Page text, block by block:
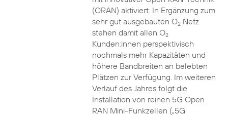
(ORAN) aktiviert. In Ergänzung zum
sehr gut ausgebauten O2Netz
stehen damit allen O2
Kunden:innen perspektivisch
nochmals mehr Kapazitäten und
höhere Bandbreiten an belebten
Plätzen zur Verfügung. Im weiteren
Verlauf des Jahres folgt die
Installation von reinen 5G Open
RAN Mini-Funkzellen („5G